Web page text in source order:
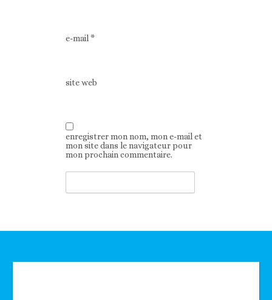
e-mail*
site web
enregistrer mon nom, mon e-mail et
mon site dans le navigateur pour
mon prochain commentaire.